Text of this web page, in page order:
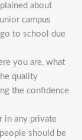
about
campus
to school due
you are, what
quality
the confidence
in any private
should be